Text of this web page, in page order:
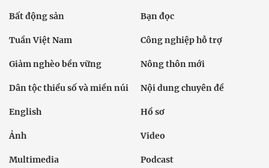
Bất động sản Bạn đọc
Tuần Việt Nam Công nghiệp hỗ trợ
Giảm nghèo bền vững Nông thôn mới
Dân tộc thiểu số và miền núi Nội dung chuyên đề
English Hồ sơ
Ảnh Video
Multimedia Podcast